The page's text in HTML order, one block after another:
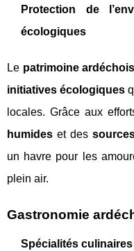
Protection de
écologiques
Le patrimoine ardéchois
initiatives écologiques
locales. Grâce aux
humides et des
un havre pour les
plein air.
Gastronomie
Spécialités